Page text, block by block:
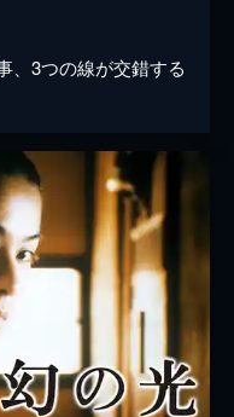
、3つの線が交錯する